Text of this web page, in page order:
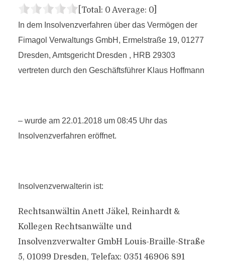
[Total: 0 Average: 0]
In dem Insolvenzverfahren über das Vermögen der
Fimagol Verwaltungs GmbH, Ermelstraße 19, 01277
Dresden, Amtsgericht Dresden , HRB 29303
vertreten durch den Geschäftsführer Klaus Hoffmann
– wurde am 22.01.2018 um 08:45 Uhr das
Insolvenzverfahren eröffnet.
Insolvenzverwalterin ist:
Rechtsanwältin Anett Jäkel, Reinhardt &
Kollegen Rechtsanwälte und
Insolvenzverwalter GmbH Louis-Braille-Straße
5, 01099 Dresden, Telefax: 0351 46906 891